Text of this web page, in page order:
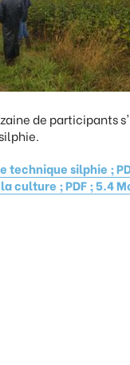
de participants
silphie ;
culture ; PDF ; 5.4